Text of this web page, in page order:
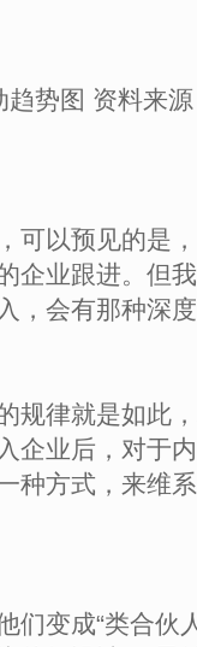
势图 资料来
可以预见的是
企业跟进。但
，会有那种深
规律就是如此
企业后，对于
种方式，来维
们变成“类合伙